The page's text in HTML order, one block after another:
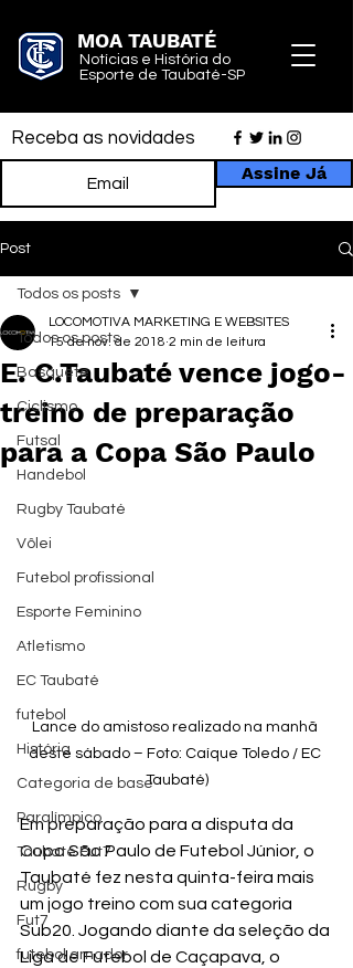
MOA TAUBATÉ
Notícias e História do
Esporte de Taubaté-SP
Receba as novidades
Assine Já
Post
Todos os posts
Basquete
Ciclismo
Futsal
Handebol
Rugby Taubaté
Vôlei
Futebol profissional
Esporte Feminino
Atletismo
EC Taubaté
futebol
História
Categoria de base
Paralímpico
Taubaté Fut7
Rugby
Fut7
futebol amador
Todos os posts
E. C.Taubaté vence jogo-
treino de preparação
para a Copa São Paulo
LOCOMOTIVA MARKETING E WEBSITES
15 de nov. de 2018 2 min de leitura
Lance do amistoso realizado na manhã
deste sábado – Foto: Caíque Toledo / EC
Taubaté)
Em preparação para a disputa da
Copa São Paulo de Futebol Júnior, o
Taubaté fez nesta quinta-feira mais
um jogo treino com sua categoria
Sub20. Jogando diante da seleção da
Liga de Futebol de Caçapava, o